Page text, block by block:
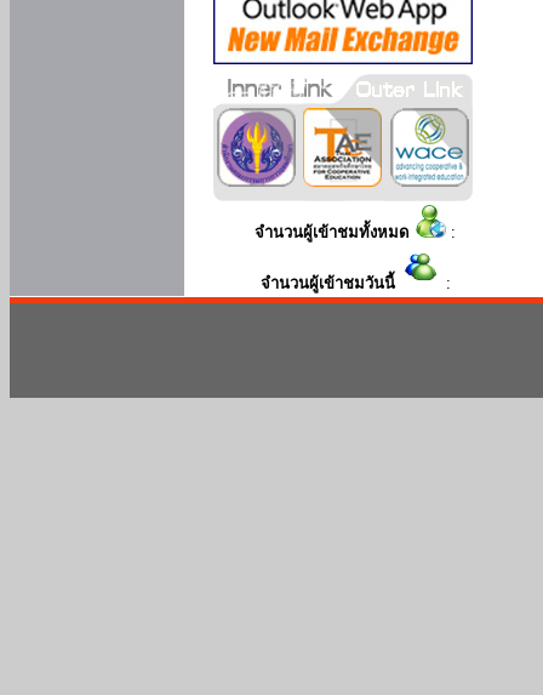
จำนวนผู้เข้าชมทั้งหมด :
จำนวนผู้เข้าชมวันนี้ :